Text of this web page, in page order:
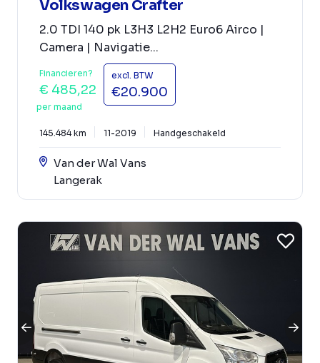
Volkswagen Crafter
2.0 TDI 140 pk L3H3 L2H2 Euro6 Airco |
Camera | Navigatie...
Financieren?
€ 485,22
per maand
excl. BTW
€20.900
145.484 km 11-2019 Handgeschakeld
Van der Wal Vans
Langerak